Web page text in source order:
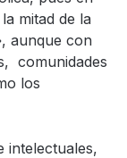
mitad de la
aunque con
comunidades
los
intelectuales,